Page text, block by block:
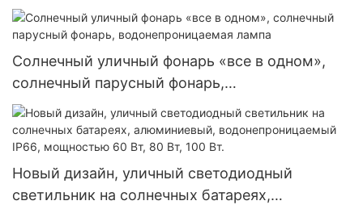
элементами диаметром 182 мм, мощностью
300 Вт, 360 Вт и 400 Вт.
Солнечный уличный фонарь «все в одном»,
солнечный парусный фонарь,
водонепроницаемая лампа
Новый дизайн, уличный светодиодный
светильник на солнечных батареях,